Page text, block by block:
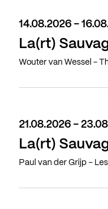
14.08.2026 -
La(rt)
Wouter van Wessel -
21.08.2026 -
La(rt)
Paul van der Grijp -